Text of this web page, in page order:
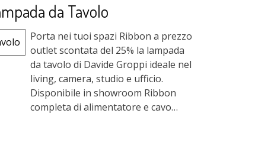
da Tavolo
Porta nei tuoi spazi Ribbon a prezzo
outlet scontata del 25% la lampada
da tavolo di Davide Groppi ideale nel
living, camera, studio e ufficio.
Disponibile in showroom Ribbon
completa di alimentatore e cavo